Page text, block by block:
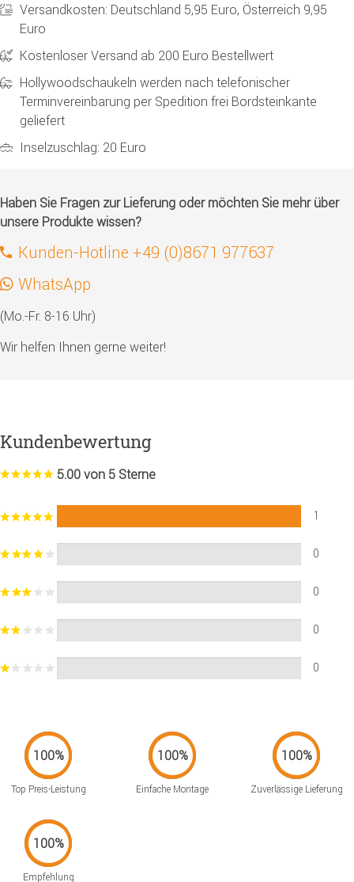
Versandkosten: Deutschland 5,95 Euro, Österreich 9,95
Euro
Kostenloser Versand ab 200 Euro Bestellwert
Hollywoodschaukeln werden nach telefonischer
Terminvereinbarung per Spedition frei Bordsteinkante
geliefert
Inselzuschlag: 20 Euro
Haben Sie Fragen zur Lieferung oder möchten Sie mehr über
unsere Produkte wissen?
Kunden-Hotline +49 (0)8671 977637
WhatsApp
(Mo.-Fr. 8-16 Uhr)
Wir helfen Ihnen gerne weiter!
Kundenbewertung
5.00 von 5 Sterne
1
0
0
0
0
Top Preis-Leistung Einfache Montage Zuverlässige Lieferung
Empfehlung